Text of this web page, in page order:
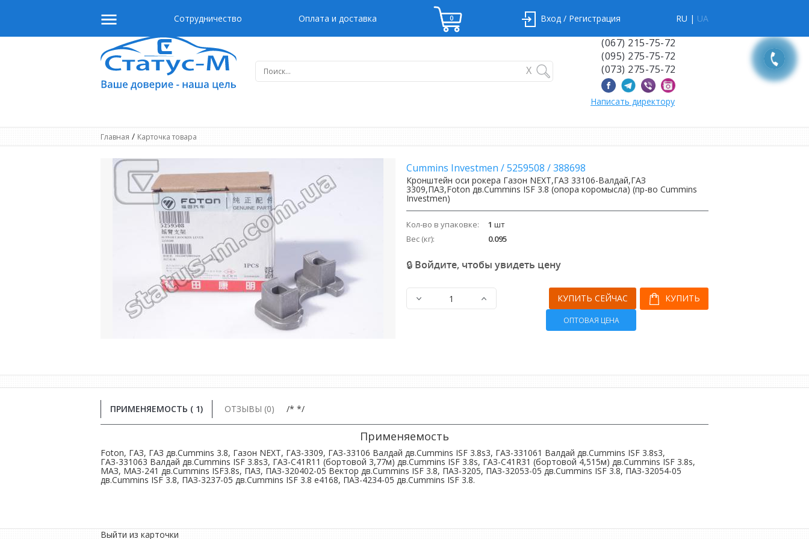
Сотрудничество Оплата и доставка Вход / Регистрация RU | UA
X
(067) 215-75-72
(095) 275-75-72
(073) 275-75-72
Написать директору
Главная / Карточка товара
Cummins Investmen /5259508 /388698
Кронштейн оси рокера Газон NEXT,ГАЗ 33106-Валдай,ГАЗ
3309,ПАЗ,Foton дв.Cummins ISF 3.8 (опора коромысла) (пр-во Cummins
Investmen)
Кол-во в упаковке: 1 шт
Вес (кг):
0.095
🔒 Войдите, чтобы увидеть цену
КУПИТЬ
КУПИТЬ СЕЙЧАС
ОПТОВАЯ ЦЕНА
ПРИМЕНЯЕМОСТЬ ( 1) ОТЗЫВЫ (0) /* */
Применяемость
Foton, ГАЗ, ГАЗ дв.Сummins 3.8, Газон NEXT, ГАЗ-3309, ГАЗ-33106 Валдай дв.Cummins ISF 3.8s3, ГАЗ-331061 Валдай дв.Cummins ISF 3.8s3,
ГАЗ-331063 Валдай дв.Cummins ISF 3.8s3, ГАЗ-C41R11 (бортовой 3,77м) дв.Cummins ISF 3.8s, ГАЗ-C41R31 (бортовой 4,515м) дв.Cummins ISF 3.8s,
МАЗ, МАЗ-241 дв.Cummins ISF3.8s, ПАЗ, ПАЗ-320402-05 Вектор дв.Cummins ISF 3.8, ПАЗ-3205, ПАЗ-32053-05 дв.Cummins ISF 3.8, ПАЗ-32054-05
дв.Cummins ISF 3.8, ПАЗ-3237-05 дв.Cummins ISF 3.8 e4168, ПАЗ-4234-05 дв.Cummins ISF 3.8.
Выйти из карточки